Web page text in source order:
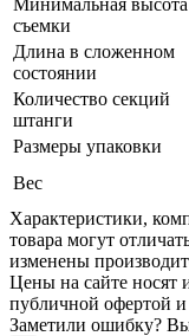
съемки
Длина в сложенном
состоянии
Количество секций
штанги
Размеры упаковки
Вес
Xарактеристики,
товара могут
изменены
Цены на сайте носят
публичной офертой
Заметили ошибку?